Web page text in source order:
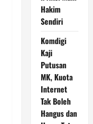
Hakim
Sendiri
Komdigi
Kaji
Putusan
MK, Kuota
Internet
Tak Boleh
Hangus dan